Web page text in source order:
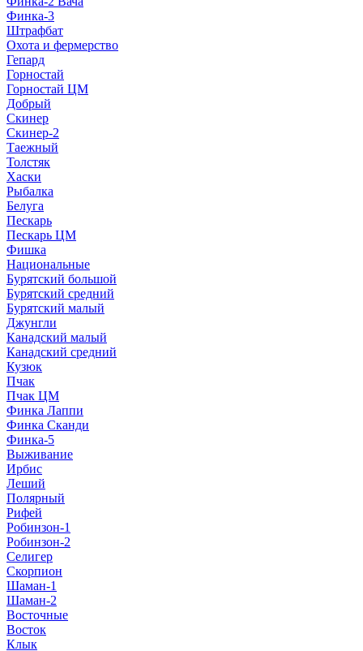
Финка-3
Штрафбат
Охота и фермерство
Гепард
Горностай
Горностай ЦМ
Добрый
Скинер
Скинер-2
Таежный
Толстяк
Хаски
Рыбалка
Белуга
Пескарь
Пескарь ЦМ
Фишка
Национальные
Бурятский большой
Бурятский средний
Бурятский малый
Джунгли
Канадский малый
Канадский средний
Кузюк
Пчак
Пчак ЦМ
Финка Лаппи
Финка Сканди
Финка-5
Выживание
Ирбис
Леший
Полярный
Рифей
Робинзон-1
Робинзон-2
Селигер
Скорпион
Шаман-1
Шаман-2
Восточные
Восток
Клык